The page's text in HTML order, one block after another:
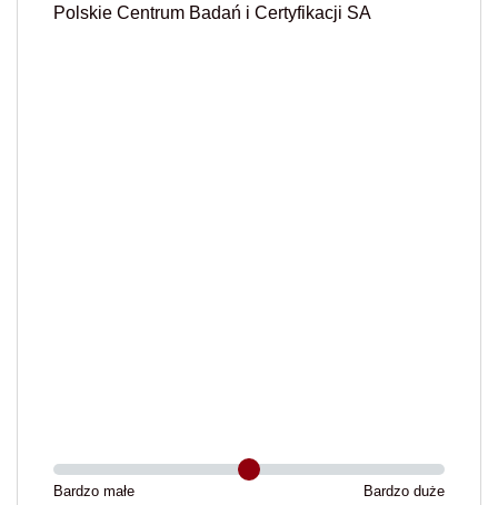
Polskie Centrum Badań i Certyfikacji SA
Bardzo małe Bardzo duże